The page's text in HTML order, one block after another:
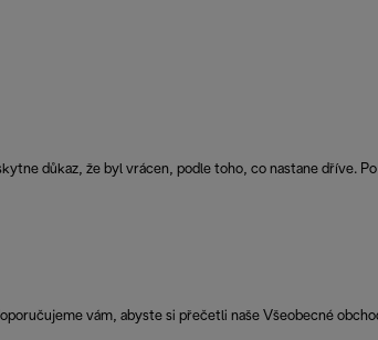
důkaz, že byl vrácen, podle toho, co nastane dříve.
vám, abyste si přečetli naše Všeobecné